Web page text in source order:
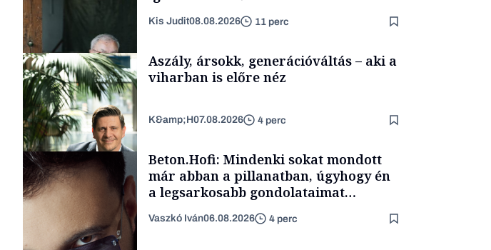
Családi vállalkozások
Kis Judit08.08.2026 11 perc
Aszály, ársokk, generációváltás – aki a
viharban is előre néz
K&amp;H07.08.2026 4 perc
Beton.Hofi: Mindenki sokat mondott
már abban a pillanatban, úgyhogy én
a legsarkosabb gondolataimat
akartam kimondani
Vaszkó Iván06.08.2026 4 perc